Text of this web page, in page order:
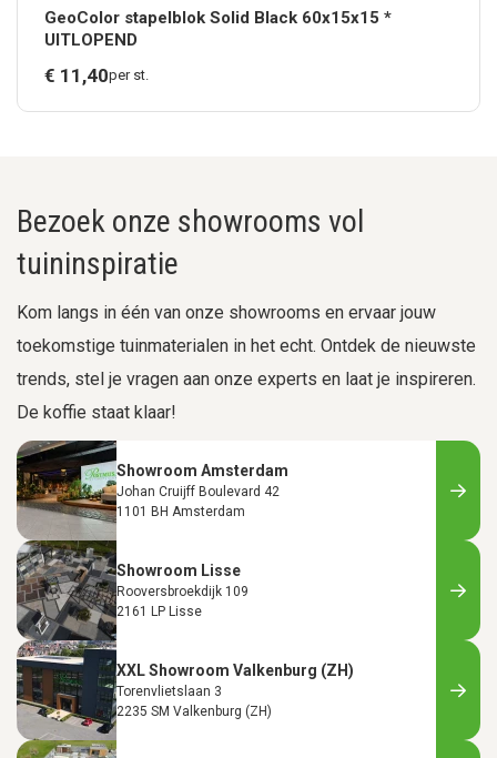
GeoColor stapelblok Solid Black 60x15x15 *
UITLOPEND
€ 11,40per st.
Bezoek onze showrooms vol
tuininspiratie
Kom langs in één van onze showrooms en ervaar jouw
toekomstige tuinmaterialen in het echt. Ontdek de nieuwste
trends, stel je vragen aan onze experts en laat je inspireren.
De koffie staat klaar!
Showroom Amsterdam
Johan Cruijff Boulevard 42
1101 BH Amsterdam
Showroom Lisse
Rooversbroekdijk 109
2161 LP Lisse
XXL Showroom Valkenburg (ZH)
Torenvlietslaan 3
2235 SM Valkenburg (ZH)